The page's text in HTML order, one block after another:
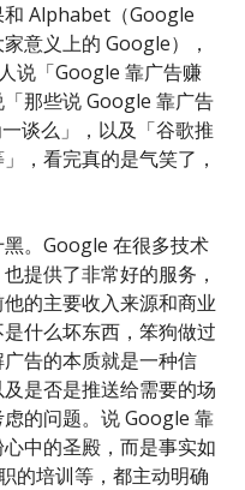
和 Alphabet（Google
意义上的 Google），
说「Google 靠广告赚
那些说 Google 靠广告
谈么」，以及「谷歌推
，看完真的是气笑了，
。Google 在很多技术
提供了非常好的服务，
的主要收入来源和商业
什么坏东西，笨狗做过
告的本质就是一种信
是否是推送给需要的场
的问题。说 Google 靠
中的圣殿，而是事实如
的培训等，都主动明确